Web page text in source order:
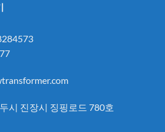
시 진장시 징핑로드 780호